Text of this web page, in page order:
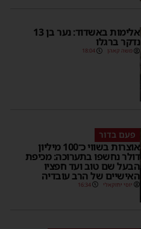
אלימות באשדוד: נער בן 13
נדקר ברגלו
משה קאהן 18:04
פעם בדור
אוצרות בשווי כ־100 מיליון
דולר נחשפו בתערוכה: מכיפת
הבעל שם טוב ועד חפציו
האישיים של הרב עובדיה
יוסי יחזקאלי 16:34